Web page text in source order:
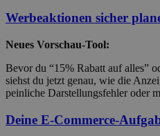
Werbeaktionen sicher
Neues Vorschau-Tool:
Bevor du “15% Rabatt auf alles”
siehst du jetzt genau, wie die
peinliche Darstellungsfehler oder
Deine E-Commerce-